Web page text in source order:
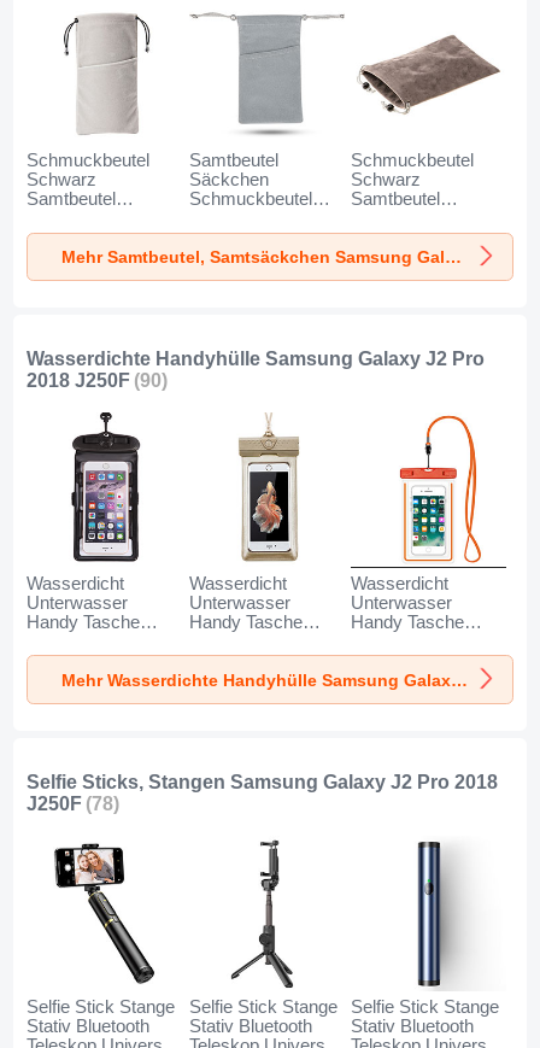
Schmuckbeutel
Schwarz
Samtbeutel
Universal K02 für
Samsung Galaxy
J2 Pro 2018 J250F
Samtbeutel
Säckchen
Schmuckbeutel
für Samsung
Galaxy J2 Pro
2018 J250F Grau
Schmuckbeutel
Schwarz
Samtbeutel
Universal S05 für
Samsung Galaxy
J2 Pro 2018 J250F
Mehr Samtbeutel, Samtsäckchen Samsung Galaxy J2 Pro 2018 J250F
Wasserdichte Handyhülle Samsung Galaxy J2 Pro
2018 J250F (90)
Wasserdicht
Unterwasser
Handy Tasche
Samsung Galaxy
J2 Pro 2018 J250F
Schwarz
Wasserdicht
Unterwasser
Handy Tasche
Samsung Galaxy
J2 Pro 2018 J250F
Gold
Wasserdicht
Unterwasser
Handy Tasche
Samsung Galaxy
J2 Pro 2018 J250F
Orange
Mehr Wasserdichte Handyhülle Samsung Galaxy J2 Pro 2018 J250F
Selfie Sticks, Stangen Samsung Galaxy J2 Pro 2018
J250F (78)
Selfie Stick Stange
Stativ Bluetooth
Selfie Stick Stange
Stativ Bluetooth
Selfie Stick Stange
Stativ Bluetooth